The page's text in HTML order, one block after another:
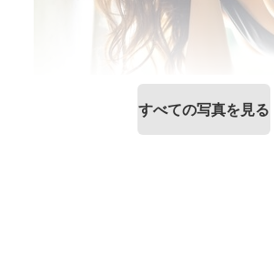
すべての写真を見る